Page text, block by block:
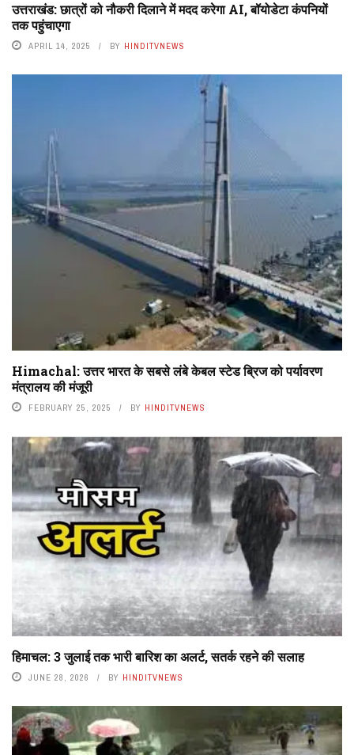
उत्तराखंड: छात्रों को नौकरी दिलाने में मदद करेगा AI, बॉयोडेटा कंपनियों
तक पहुंचाएगा
APRIL 14, 2025 BY HINDITVNEWS
Himachal: उत्तर भारत के सबसे लंबे केबल स्टेड ब्रिज को पर्यावरण
मंत्रालय की मंजूरी
FEBRUARY 25, 2025 BY HINDITVNEWS
हिमाचल: 3 जुलाई तक भारी बारिश का अलर्ट, सतर्क रहने की सलाह
JUNE 28, 2026 BY HINDITVNEWS